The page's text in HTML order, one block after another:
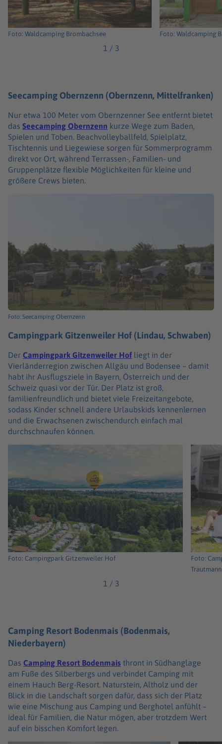
Foto: Waldcamping Brombachsee Foto: Waldcamping
1 / 3
Seecamping Obernzenn (Obernzenn, Mittelfranken)
Nur etwa 100 Meter vom Obernzenner See entfernt bietet
das Seecamping Obernzenn kurze Wege zum Baden,
Spielen und Toben. Beachvolleyballfeld, Spielplatz,
Tischtennis und Liegewiese sorgen für Sommerprogramm
direkt vor Ort, während Terrassen-, Familien- und
Gruppenplätze flexible Möglichkeiten für kleine und
größere Crews bieten.
Foto: Seecamping Obernzenn
Campingpark Gitzenweiler Hof (Lindau, Schwaben)
Der Campingpark Gitzenweiler Hof liegt in der
Vierländerregion zwischen Allgäu und Bodensee – damit
habt ihr Ausflugsziele in Bayern, Österreich und der
Schweiz quasi vor der Tür. Der Platz ist groß,
familienfreundlich und bietet viele Freizeitangebote,
sodass Kinder schnell andere Urlaubskids kennenlernen
und die Erwachsenen zwischendurch einfach mal
durchschnaufen können.
Foto: Campingpark Gitzenweiler Hof
Foto:
Trautmann
1 / 3
Camping Resort Bodenmais (Bodenmais,
Niederbayern)
Das Camping Resort Bodenmais thront in Südhanglage
am Fuße des Silberbergs und verbindet Camping mit
einem Hauch Berg-Resort. Naturstein, Altholz und der
Blick in die Landschaft sorgen dafür, dass sich der Platz
wie eine Mischung aus Camping und Berghotel anfühlt –
ideal für Familien, die Natur mögen, aber trotzdem Wert
auf ein bisschen Komfort legen.